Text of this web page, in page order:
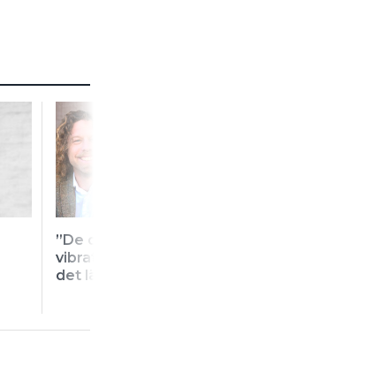
”De döljer
vibrationsskadorna in i
det längsta”